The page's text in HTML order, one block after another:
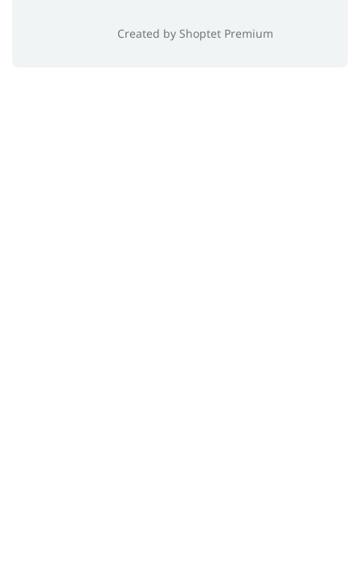
Created by Shoptet Premium